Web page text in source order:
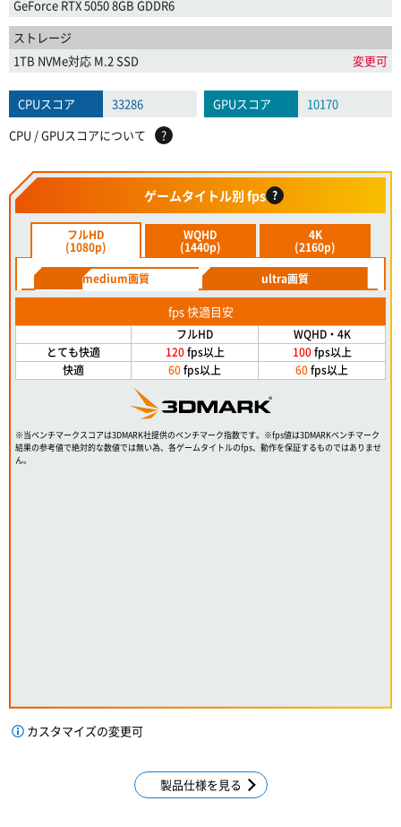
GeForce RTX 5050 8GB GDDR6
ストレージ
1TB NVMe対応 M.2 SSD
変更可
CPUスコア 33286 GPUスコア
10170
CPU / GPUスコアについて
?
ゲームタイトル別 fps ?
フルHD
(1080p)
WQHD
(1440p)
4K
(2160p)
medium画質
ultra画質
fps 快適目安
フルHD
WQHD・4K
とても快適
120fps以上 100fps以上
快適
60fps以上 60fps以上
※当ベンチマークスコアは3DMARK社提供のベンチマーク指数です。※fps値は3DMARKベンチマーク
結果の参考値で絶対的な数値では無い為、各ゲームタイトルのfps、動作を保証するものではありませ
ん。
カスタマイズの変更可
製品仕様を見る